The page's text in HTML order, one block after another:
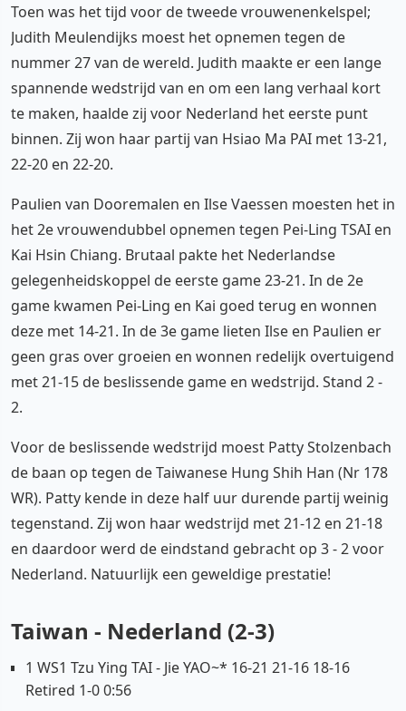
Toen was het tijd voor de tweede vrouwenenkelspel;
Judith Meulendijks moest het opnemen tegen de
nummer 27 van de wereld. Judith maakte er een lange
spannende wedstrijd van en om een lang verhaal kort
te maken, haalde zij voor Nederland het eerste punt
binnen. Zij won haar partij van Hsiao Ma PAI met 13-21,
22-20 en 22-20.
Paulien van Dooremalen en Ilse Vaessen moesten het in
het 2e vrouwendubbel opnemen tegen Pei-Ling TSAI en
Kai Hsin Chiang. Brutaal pakte het Nederlandse
gelegenheidskoppel de eerste game 23-21. In de 2e
game kwamen Pei-Ling en Kai goed terug en wonnen
deze met 14-21. In de 3e game lieten Ilse en Paulien er
geen gras over groeien en wonnen redelijk overtuigend
met 21-15 de beslissende game en wedstrijd. Stand 2 -
2.
Voor de beslissende wedstrijd moest Patty Stolzenbach
de baan op tegen de Taiwanese Hung Shih Han (Nr 178
WR). Patty kende in deze half uur durende partij weinig
tegenstand. Zij won haar wedstrijd met 21-12 en 21-18
en daardoor werd de eindstand gebracht op 3 - 2 voor
Nederland. Natuurlijk een geweldige prestatie!
Taiwan - Nederland (2-3)
1 WS1 Tzu Ying TAI - Jie YAO~* 16-21 21-16 18-16
Retired 1-0 0:56